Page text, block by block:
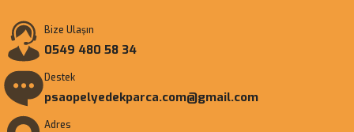
Bize Ulaşın
0549 480 58 34
Destek
psaopelyedekparca.com@gmail.com
Adres